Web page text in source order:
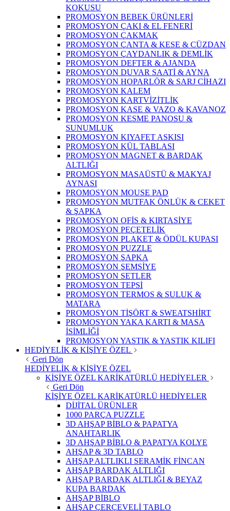
KOKUSU
PROMOSYON BEBEK ÜRÜNLERİ
PROMOSYON ÇAKI & EL FENERİ
PROMOSYON ÇAKMAK
PROMOSYON ÇANTA & KESE & CÜZDAN
PROMOSYON ÇAYDANLIK & DEMLİK
PROMOSYON DEFTER & AJANDA
PROMOSYON DUVAR SAATİ & AYNA
PROMOSYON HOPARLÖR & SARJ CİHAZI
PROMOSYON KALEM
PROMOSYON KARTVİZİTLİK
PROMOSYON KASE & VAZO & KAVANOZ
PROMOSYON KESME PANOSU &
SUNUMLUK
PROMOSYON KIYAFET ASKISI
PROMOSYON KÜL TABLASI
PROMOSYON MAGNET & BARDAK
ALTLIĞI
PROMOSYON MASAÜSTÜ & MAKYAJ
AYNASI
PROMOSYON MOUSE PAD
PROMOSYON MUTFAK ÖNLÜK & CEKET
& ŞAPKA
PROMOSYON OFİS & KIRTASİYE
PROMOSYON PEÇETELİK
PROMOSYON PLAKET & ÖDÜL KUPASI
PROMOSYON PUZZLE
PROMOSYON ŞAPKA
PROMOSYON ŞEMSİYE
PROMOSYON SETLER
PROMOSYON TEPSİ
PROMOSYON TERMOS & SULUK &
MATARA
PROMOSYON TİŞÖRT & SWEATSHİRT
PROMOSYON YAKA KARTI & MASA
İSİMLİĞİ
PROMOSYON YASTIK & YASTIK KILIFI
HEDİYELİK & KİŞİYE ÖZEL
Geri Dön
HEDİYELİK & KİŞİYE ÖZEL
KİŞİYE ÖZEL KARİKATÜRLÜ HEDİYELER
Geri Dön
KİŞİYE ÖZEL KARİKATÜRLÜ HEDİYELER
DİJİTAL ÜRÜNLER
1000 PARÇA PUZZLE
3D AHŞAP BİBLO & PAPATYA
ANAHTARLIK
3D AHŞAP BİBLO & PAPATYA KOLYE
AHŞAP & 3D TABLO
AHŞAP ALTLIKLI SERAMİK FİNCAN
AHŞAP BARDAK ALTLIĞI
AHŞAP BARDAK ALTLIĞI & BEYAZ
KUPA BARDAK
AHŞAP BİBLO
AHŞAP ÇERÇEVELİ TABLO